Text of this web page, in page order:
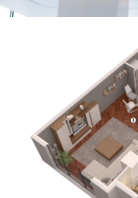
хавтантай